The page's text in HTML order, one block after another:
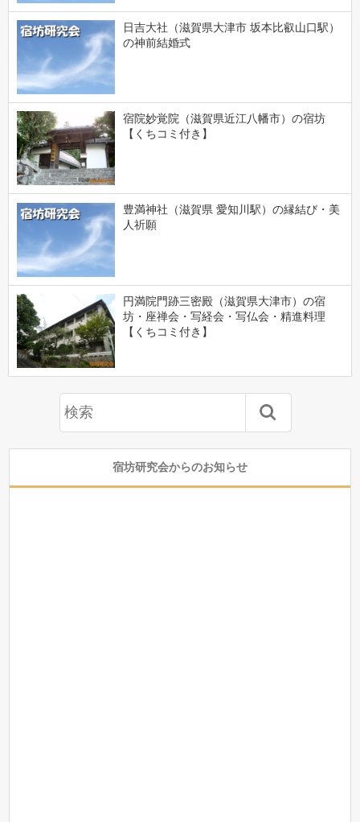
日吉大社（滋賀県大津市 坂本比叡山口駅）
の神前結婚式
宿院妙覚院（滋賀県近江八幡市）の宿坊
【くちコミ付き】
豊満神社（滋賀県 愛知川駅）の縁結び・美
人祈願
円満院門跡三密殿（滋賀県大津市）の宿
坊・座禅会・写経会・写仏会・精進料理
【くちコミ付き】
宿坊研究会からのお知らせ